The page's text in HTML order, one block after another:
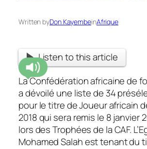
Written byDon KayembeinAfrique
Listen to this article
La Confédération africaine de
a dévoilé une liste de 34
pour le titre de Joueur africain
2018 qui sera remis le 8 janvier
lors des Trophées de la CAF.
Mohamed Salah est tenant du